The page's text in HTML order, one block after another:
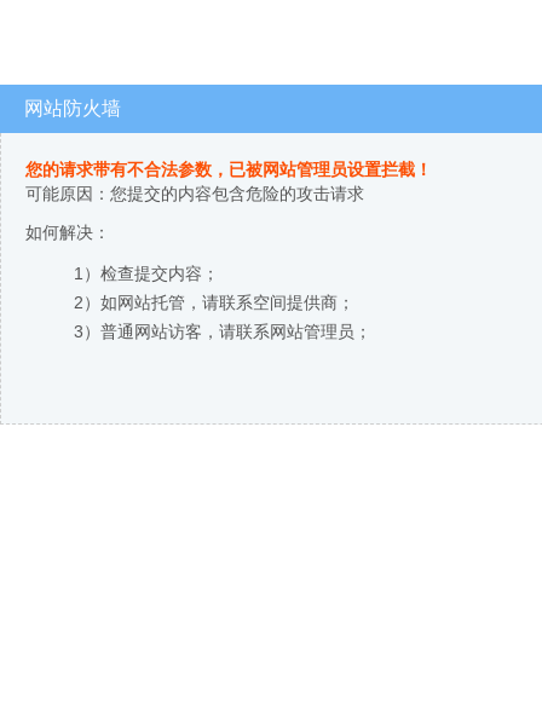
网站防火墙
您的请求带有不合法参数，已被网站管理员设置拦截！
可能原因：您提交的内容包含危险的攻击请求
如何解决：
1）检查提交内容；
2）如网站托管，请联系空间提供商；
3）普通网站访客，请联系网站管理员；